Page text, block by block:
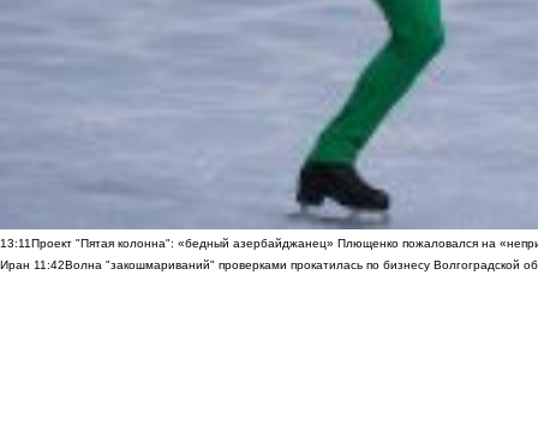
13:11Проект "Пятая колонна": «бедный азербайджанец» Плющенко пожаловался на
Иран 11:42Волна "закошмариваний" проверками прокатилась по бизнесу Волгоградской